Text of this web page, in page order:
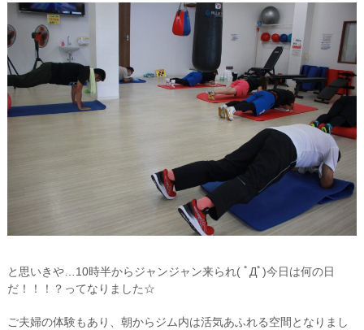
と思いきや…10時半からジャンジャン来られ( ﾟДﾟ)今日は何の日
だ！！！？ってなりました☆
ご夫婦の体験もあり、朝からジム内は活気あふれる空間となりまし